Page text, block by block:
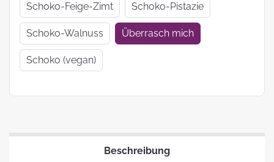
Schoko-Feige-Zimt Schoko-Pistazie
Schoko-Walnuss Überrasch mich
Schoko (vegan)
Beschreibung